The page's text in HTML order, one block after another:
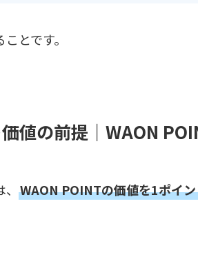
とです。
値の前提｜WAON
WAON POINTの価値を1ポイ